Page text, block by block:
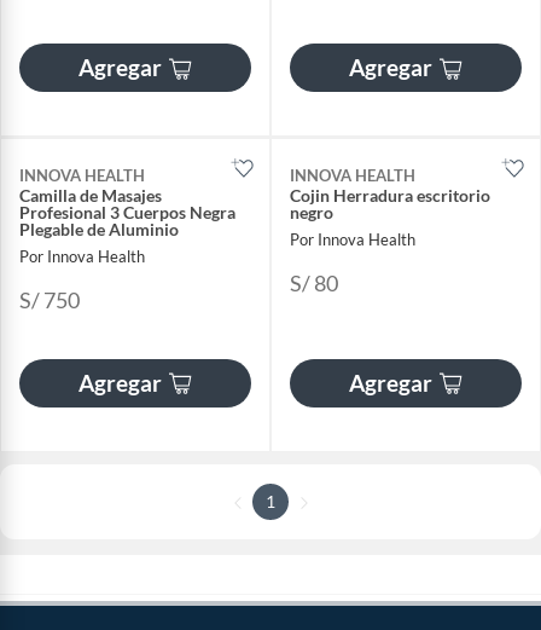
Agregar Agregar
INNOVA HEALTH
Camilla de Masajes
Profesional 3 Cuerpos Negra
Plegable de Aluminio
Por Innova Health
S/ 750
Agregar
INNOVA HEALTH
Cojin Herradura escritorio
negro
Por Innova Health
S/ 80
Agregar
1